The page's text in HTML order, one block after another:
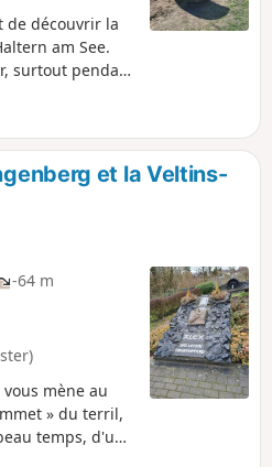
de découvrir la
am See.
surtout pendant
et la Veltins-
-64 m
mène au
» du terril,
temps, d'une